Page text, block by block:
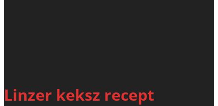
Linzer keksz recept